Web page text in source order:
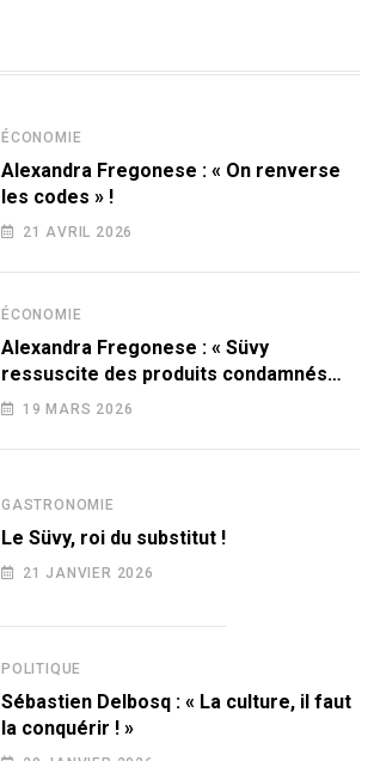
ÉCONOMIE
Alexandra Fregonese : « On renverse
les codes » !
21 AVRIL 2026
ÉCONOMIE
Alexandra Fregonese : « Süvy
ressuscite des produits condamnés
par le sucre ! »
19 MARS 2026
GASTRONOMIE
Le Süvy, roi du substitut !
21 JANVIER 2026
POLITIQUE
Sébastien Delbosq : « La culture, il faut
la conquérir ! »